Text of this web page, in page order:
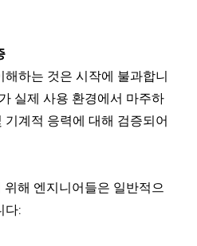
하는 것은 시작에 불과합니
실제 사용 환경에서 마주하
기계적 응력에 대해 검증되어
위해 엔지니어들은 일반적으
다: